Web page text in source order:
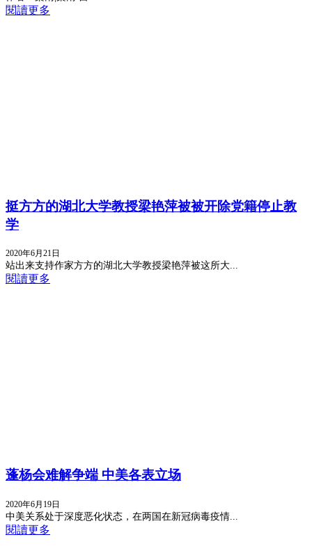
閱讀更多
挺方方的湖北大学教授梁艳萍被被开除党籍停止教
学
2020年6月21日
站出来支持作家方方的湖北大学教授梁艳萍被这所大...
閱讀更多
蓬杨会难解争端 中美各表立场
2020年6月19日
中美关系处于深度恶化状态，在两国在新冠病毒疫情...
閱讀更多